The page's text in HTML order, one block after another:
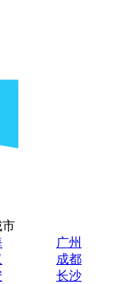
市
广州
成都
长沙